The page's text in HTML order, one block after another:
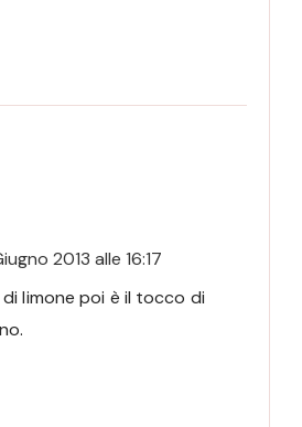
2013 alle 16:17
di limone poi è il tocco di